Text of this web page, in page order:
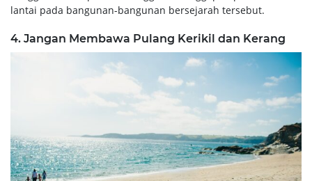
lantai pada bangunan-bangunan bersejarah tersebut.
4. Jangan Membawa Pulang Kerikil dan Kerang